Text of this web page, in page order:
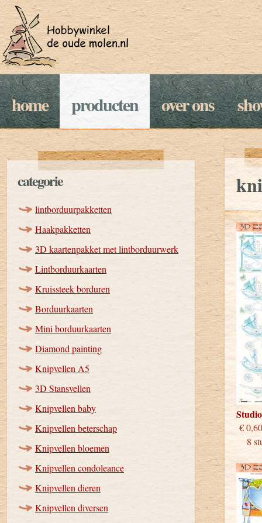
home producten over ons
categorie
lintborduurpakketten
Haakpakketten
3D kaartenpakket met lintborduurwerk
Lintborduurkaarten
Kruissteek borduren
Borduurkaarten
Mini borduurkaarten
Diamond painting
Knipvellen A5
3D Stansvellen
Knipvellen baby
Knipvellen beterschap
Knipvellen bloemen
Knipvellen condoleance
Knipvellen dieren
Knipvellen diversen
8